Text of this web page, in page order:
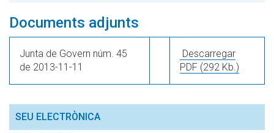
Documents adjunts
Junta de Govern núm. 45
de 2013-11-11
Descarregar
PDF (292 Kb.)
SEU ELECTRÒNICA